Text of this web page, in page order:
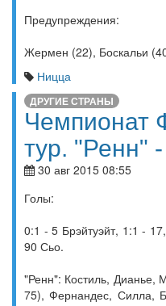
Предупреждения:
Жермен (22), Боскальи
Ницца
ДРУГИЕ СТРАНЫ
Чемпионат
тур. "Ренн"
30 авг 2015 08:55
Голы:
0:1 - 5 Брэйтуэйт, 1:1 -
90 Сьо.
"Ренн": Костиль,
75), Фернандес, Силла,